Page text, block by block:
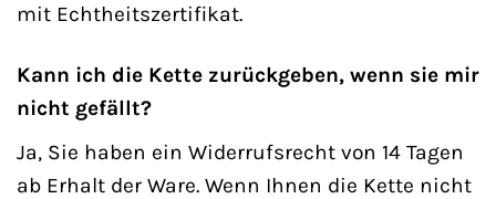
mit Echtheitszertifikat.
Kann ich die Kette zurückgeben, wenn sie mir
nicht gefällt?
Ja, Sie haben ein Widerrufsrecht von 14 Tagen
ab Erhalt der Ware. Wenn Ihnen die Kette nicht